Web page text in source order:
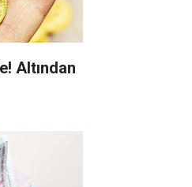
Altından